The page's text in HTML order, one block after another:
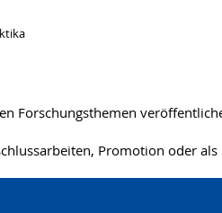
Forschungsthemen
Promotion oder